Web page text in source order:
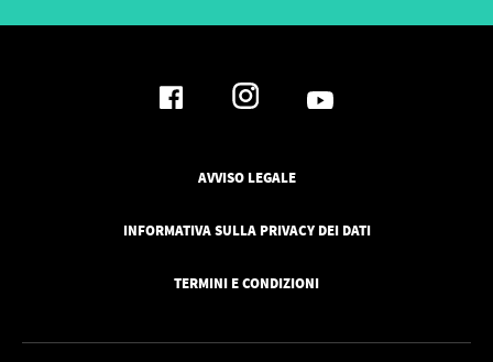
AVVISO LEGALE
INFORMATIVA SULLA PRIVACY DEI DATI
TERMINI E CONDIZIONI